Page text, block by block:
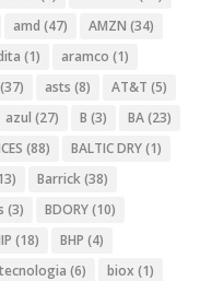
amd (47) AMZN (34)
(1) aramco (1)
(37) asts (8) AT&T (5)
azul (27) B (3) BA(23)
(88) BALTIC DRY(1)
Barrick(38)
(3) BDORY(10)
(18) BHP (4)
(6) biox (1)